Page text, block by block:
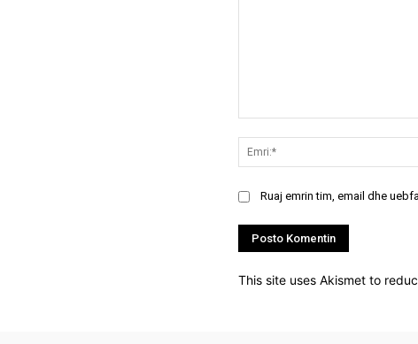
Ruaj emrin tim, email dhe
This site uses Akismet to